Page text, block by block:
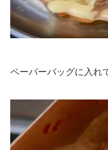
ペーパーバッグに入れ